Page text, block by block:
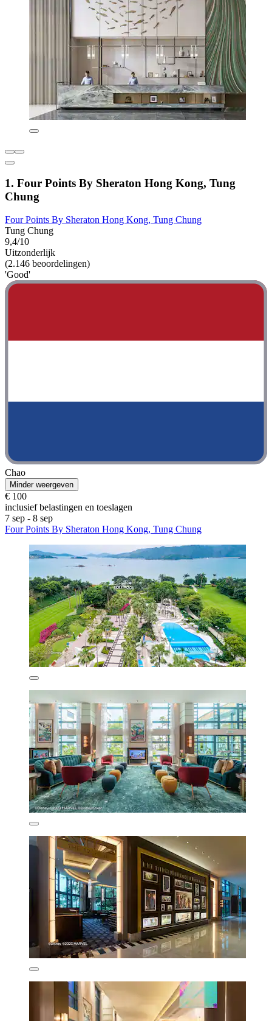
1. Four Points By Sheraton Hong Kong, Tung
Chung
Four Points By Sheraton Hong Kong, Tung Chung
Tung Chung
9,4/10
Uitzonderlijk
(2.146 beoordelingen)
'Good'
Chao
Minder weergeven
€ 100
inclusief belastingen en toeslagen
7 sep - 8 sep
Four Points By Sheraton Hong Kong, Tung Chung